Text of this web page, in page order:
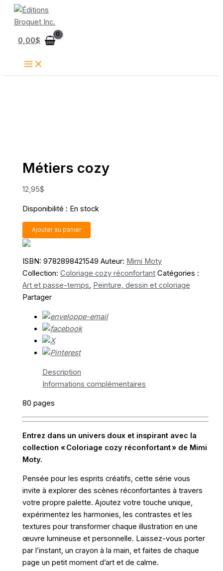
Aller
0,00$
Métiers cozy
12,95$
Disponibilité : En stock
quantité
de
cozy
Ajouter au panier
ISBN:9782898421549 Auteur: Mimi Moty
Collection:Coloriage cozy réconfortant Catégories :
Art et passe-temps, Peinture, dessin et coloriage
Partager
Description
Informations complémentaires
80 pages
Entrez dans un univers doux et inspirant avec la
collection « Coloriage cozy réconfortant » de Mimi
Moty.
Pensée pour les esprits créatifs, cette série vous
invite à explorer des scènes réconfortantes à travers
votre propre palette. Ajoutez votre touche unique,
expérimentez les harmonies, les contrastes et les
textures pour transformer chaque illustration en une
œuvre lumineuse et personnelle. Laissez-vous porter
par l’instant, un crayon à la main, et faites de chaque
page un petit moment d’art et de calme.